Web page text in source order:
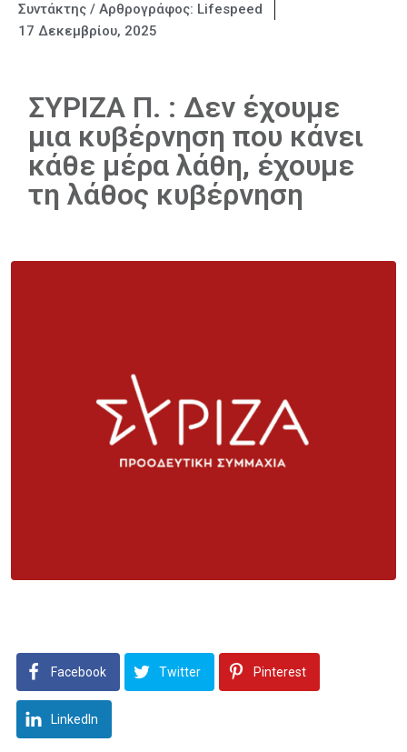
Συντάκτης / Αρθρογράφος: Lifespeed
17 Δεκεμβρίου, 2025
ΣΥΡΙΖΑ Π. : Δεν έχουμε
μια κυβέρνηση που κάνει
κάθε μέρα λάθη, έχουμε
τη λάθος κυβέρνηση
Facebook Twitter Pinterest
LinkedIn